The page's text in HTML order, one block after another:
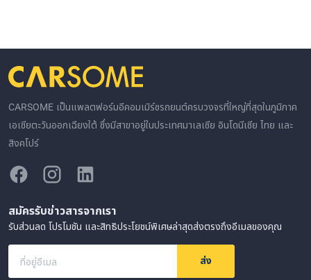
CARSOME เป็นแพลตฟอร์มอีคอมเมิร์ซรถยนต์ครบวงจรที่ใหญ่ที่สุดในภูมิภาค
เอเชียตะวันออกเฉียงใต้ ซึ่งมีสาขาอยู่ในประเทศมาเลเซีย อินโดนีเซีย ไทย และ
สิงคโปร์
สมัครรับข่าวสารจากเรา
รับส่วนลด โปรโมชัน และสิทธิประโยชน์พิเศษล่าสุดส่งตรงถึงอีเมลของคุณ
ที่อยู่อีเมล ส่ง